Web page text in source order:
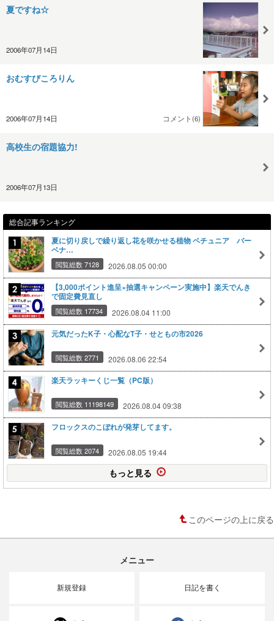
夏ですね☆
2006年07月14日
おむすびころりん
2006年07月14日 コメント(6)
高校生の宿題協力!
2006年07月13日
総合記事ランキング
夏に切り戻しで繰り返し花を咲かせる植物 ペチュニア バー
ベナ…
閲覧総数 7128 2026.08.05 00:00
【3,000ポイント進呈×抽選キャンペーン実施中】楽天でんき
で固定費見直し
閲覧総数 17734 2026.08.04 11:00
元気だったK子・心配なT子・せともの市2026
閲覧総数 2771 2026.08.06 22:54
楽天ラッキーくじ一覧（PC版）
閲覧総数 11198149 2026.08.04 09:38
フロックスのこぼれが発芽してます。
閲覧総数 2074 2026.08.05 19:44
もっと見る
このページの上に戻る
メニュー
新規登録 日記を書く